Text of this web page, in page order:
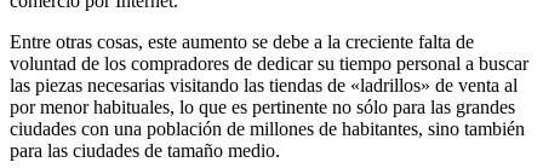
Entre otras cosas, este aumento se debe a la creciente falta de
voluntad de los compradores de dedicar su tiempo personal a buscar
las piezas necesarias visitando las tiendas de «ladrillos» de venta al
por menor habituales, lo que es pertinente no sólo para las grandes
ciudades con una población de millones de habitantes, sino también
para las ciudades de tamaño medio.